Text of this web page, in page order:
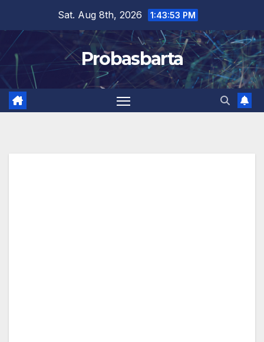
content
Sat. Aug 8th, 2026 1:43:53 PM
Probasbarta